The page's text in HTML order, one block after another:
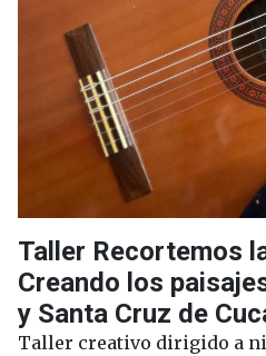
Taller Recortemos
Creando los
y Santa Cruz de
Taller creativo dirigido a